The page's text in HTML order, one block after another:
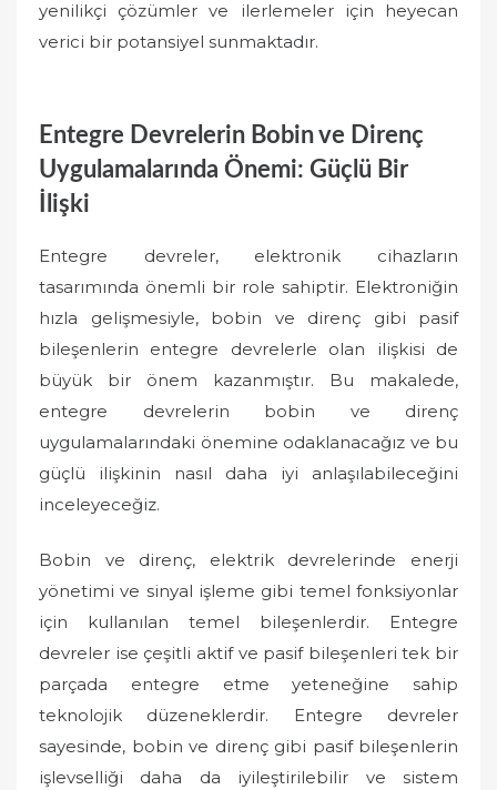
yenilikçi çözümler ve ilerlemeler için heyecan
verici bir potansiyel sunmaktadır.
Entegre Devrelerin Bobin ve Direnç
Uygulamalarında Önemi: Güçlü Bir
İlişki
Entegre devreler, elektronik cihazların
tasarımında önemli bir role sahiptir. Elektroniğin
hızla gelişmesiyle, bobin ve direnç gibi pasif
bileşenlerin entegre devrelerle olan ilişkisi de
büyük bir önem kazanmıştır. Bu makalede,
entegre devrelerin bobin ve direnç
uygulamalarındaki önemine odaklanacağız ve bu
güçlü ilişkinin nasıl daha iyi anlaşılabileceğini
inceleyeceğiz.
Bobin ve direnç, elektrik devrelerinde enerji
yönetimi ve sinyal işleme gibi temel fonksiyonlar
için kullanılan temel bileşenlerdir. Entegre
devreler ise çeşitli aktif ve pasif bileşenleri tek bir
parçada entegre etme yeteneğine sahip
teknolojik düzeneklerdir. Entegre devreler
sayesinde, bobin ve direnç gibi pasif bileşenlerin
işlevselliği daha da iyileştirilebilir ve sistem